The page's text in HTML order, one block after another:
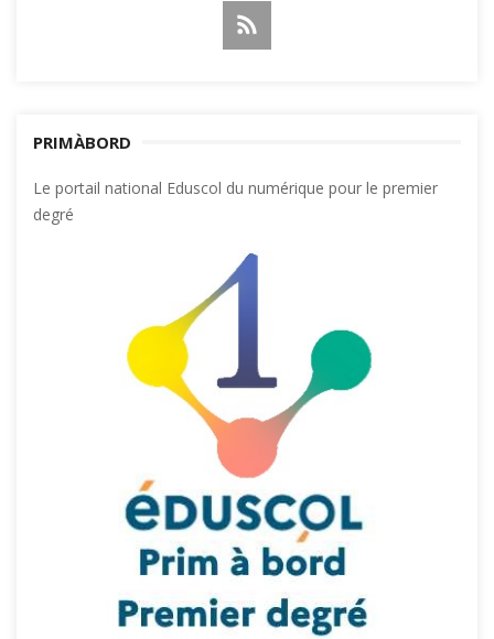
PRIMÀBORD
Le portail national Eduscol du numérique pour le premier
degré